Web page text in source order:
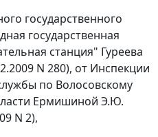
государственного
государственная
станция" Гуреева
N 280), от Инспекции
по Волосовскому
Ермишиной Э.Ю.
N 2),